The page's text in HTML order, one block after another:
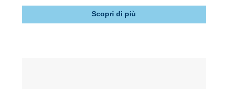
Scopri di più